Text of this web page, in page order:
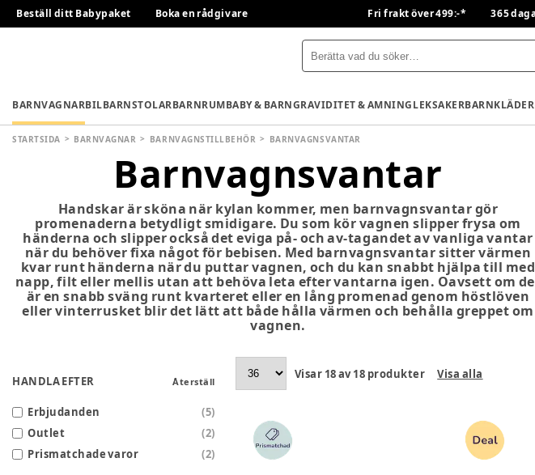
Beställ ditt Babypaket Boka en rådgivare Fri frakt över 499:-* 365
BARNVAGNARBILBARNSTOLARBARNRUMBABY & BARNGRAVIDITET & AMNINGLEKSAKERBARNKLÄDER
STARTSIDA BARNVAGNAR BARNVAGNSTILLBEHÖR BARNVAGNSVANTAR
Barnvagnsvantar
Handskar är sköna när kylan kommer, men barnvagnsvantar gör
promenaderna betydligt smidigare. Du som kör vagnen slipper frysa om
händerna och slipper också det eviga på- och av-tagandet av vanliga vantar
när du behöver fixa något för bebisen. Med barnvagnsvantar sitter värmen
kvar runt händerna när du puttar vagnen, och du kan snabbt hjälpa till med
napp, filt eller mellis utan att behöva leta efter vantarna igen. Oavsett om
är en snabb sväng runt kvarteret eller en lång promenad genom höstlöven
eller vinterrusket blir det lätt att både hålla värmen och behålla greppet om
vagnen.
HANDLA EFTER Återställ
Erbjudanden (5)
Outlet
(2)
Prismatchade varor
(2)
Visar 18av18 produkter Visa alla